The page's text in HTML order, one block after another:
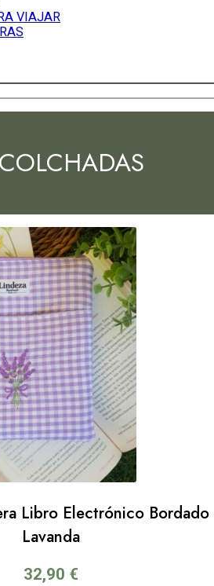
VIAJAR
Libro Electrónico Bordado
Lavanda
32,90 €